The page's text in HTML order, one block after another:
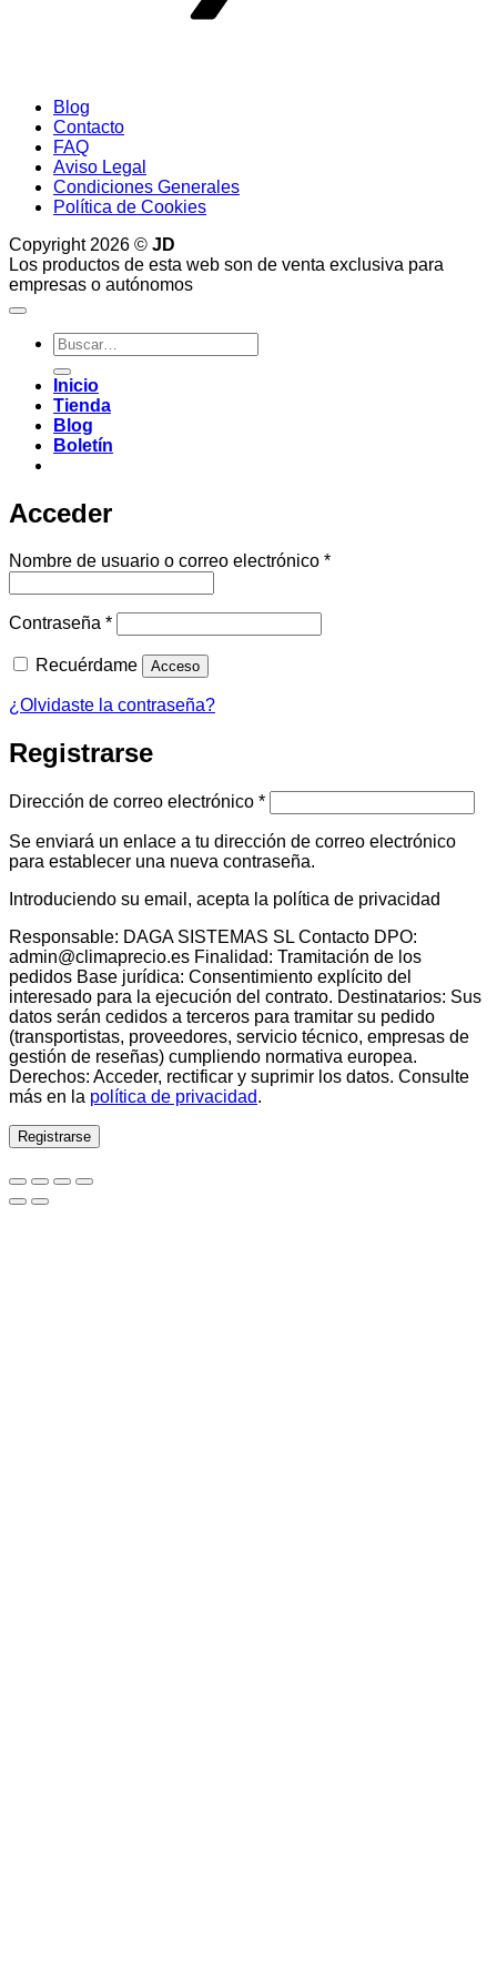
Blog
Contacto
FAQ
Aviso Legal
Condiciones Generales
Política de Cookies
Copyright 2026 © JD
Los productos de esta web son de venta exclusiva para
empresas o autónomos
Buscar
por:
Inicio
Tienda
Blog
Boletín
Acceder
Nombre de usuario o correo electrónico *Obligatorio
Contraseña *Obligatorio
Recuérdame Acceso
¿Olvidaste la contraseña?
Registrarse
Dirección de correo electrónico *Obligatorio
Se enviará un enlace a tu dirección de correo electrónico
para establecer una nueva contraseña.
Introduciendo su email, acepta la política de privacidad
Responsable: DAGA SISTEMAS SL Contacto DPO:
admin@climaprecio.es Finalidad: Tramitación de los
pedidos Base jurídica: Consentimiento explícito del
interesado para la ejecución del contrato. Destinatarios: Sus
datos serán cedidos a terceros para tramitar su pedido
(transportistas, proveedores, servicio técnico, empresas de
gestión de reseñas) cumpliendo normativa europea.
Derechos: Acceder, rectificar y suprimir los datos. Consulte
más en la política de privacidad.
Registrarse